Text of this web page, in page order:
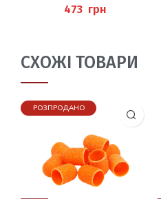
грн
СХОЖІ ТОВАРИ
РОЗПРОДАНО